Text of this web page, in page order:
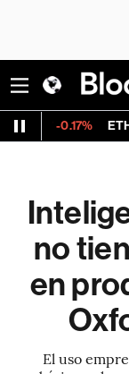
ETH/USD
no
en
El uso